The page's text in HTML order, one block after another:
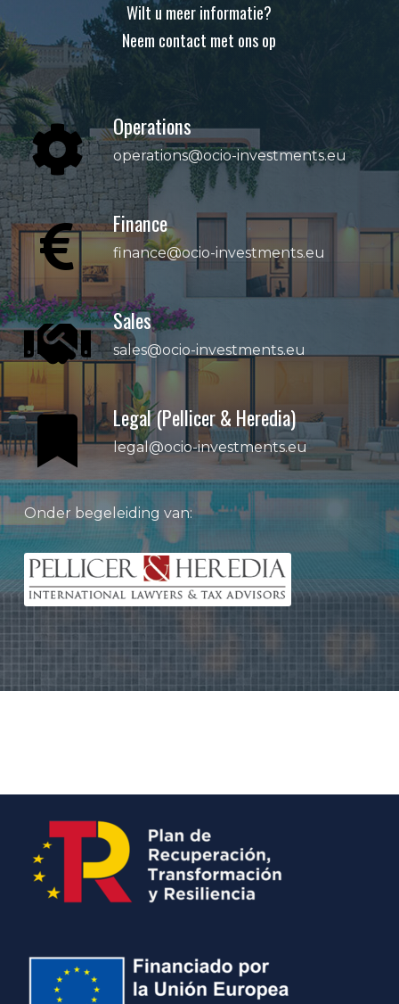
Wilt u meer informatie?
Neem contact met ons op
 Operations
operations@ocio-investments.eu
 Finance
finance@ocio-investments.eu
 Sales
sales@ocio-investments.eu
 Legal (Pellicer & Heredia)
legal@ocio-investments.eu
Onder begeleiding van: